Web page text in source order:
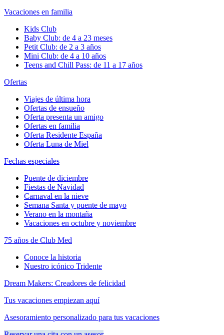
Vacaciones en familia
Kids Club
Baby Club: de 4 a 23 meses
Petit Club: de 2 a 3 años
Mini Club: de 4 a 10 años
Teens and Chill Pass: de 11 a 17 años
Ofertas
Viajes de última hora
Ofertas de ensueño
Oferta presenta un amigo
Ofertas en familia
Oferta Residente España
Oferta Luna de Miel
Fechas especiales
Puente de diciembre
Fiestas de Navidad
Carnaval en la nieve
Semana Santa y puente de mayo
Verano en la montaña
Vacaciones en octubre y noviembre
75 años de Club Med
Conoce la historia
Nuestro icónico Tridente
Dream Makers: Creadores de felicidad
Tus vacaciones empiezan aquí
Asesoramiento personalizado para tus vacaciones